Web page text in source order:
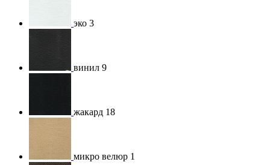
эко 3
винил 9
жакард 18
микро велюр 1